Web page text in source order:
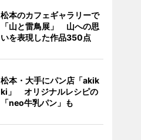
松本のカフェギャラリーで
「山と雷鳥展」 山への思
いを表現した作品350点
松本・大手にパン店「akik
ki」 オリジナルレシピの
「neo牛乳パン」も